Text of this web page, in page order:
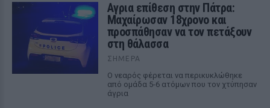
Αγρια επίθεση στην Πάτρα:
Μαχαίρωσαν 18χρονο και
προσπάθησαν να τον πετάξουν
στη θάλασσα
ΣΉΜΕΡΑ
Ο νεαρός φέρεται να περικυκλώθηκε
από ομάδα 5-6 ατόμων που τον χτύπησαν
άγρια